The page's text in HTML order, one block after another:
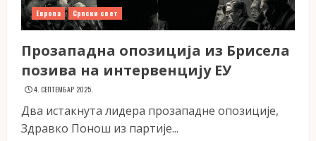
Европа Српски свет
Прозападна опозиција из Брисела
позива на интервенцију ЕУ
4. СЕПТЕМБАР 2025.
Два истакнута лидера прозападне опозиције,
Здравко Понош из партије...